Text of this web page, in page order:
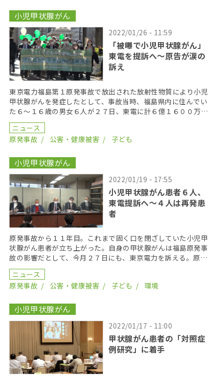
小児甲状腺がん
2022/01/26 - 11:59
「被曝で小児甲状腺がん」
東電を提訴へ〜原告が涙の
訴え
東京電力福島第１原発事故で放出された放射性物質により小児
甲状腺がんを発症したとして、事故当時、福島県内に住んでい
た６～１６歳の男女６人が２７日、東電に計６億１６００万円
の損害賠償を求める裁判を東京地裁に起こした。原告弁護 […]
ニュース
原発事故
公害・健康被害 子ども
小児甲状腺がん
2022/01/19 - 17:55
小児甲状腺がん患者６人、
東電提訴へ〜４人は再発患
者
原発事故から１１年目。これまで固く口を閉ざしていた小児甲
状腺がん患者が立ち上がった。自身の甲状腺がんは福島原発事
故の影響だとして、今月２７日にも、東京電力を訴える。原発
事故の放射線被ばく影響について、同社を訴える集団訴訟 […]
ニュース
原発事故
公害・健康被害 子ども 環境
小児甲状腺がん
2022/01/17 - 11:00
甲状腺がん患者の「対照症
例研究」に着手